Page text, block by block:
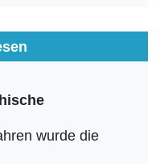
wurde die